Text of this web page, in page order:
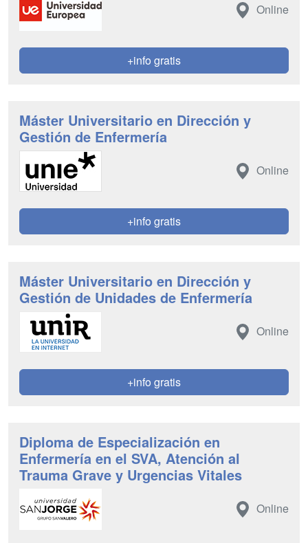
Online
+info gratis
Máster Universitario en Dirección y
Gestión de Enfermería
Online
+info gratis
Máster Universitario en Dirección y
Gestión de Unidades de Enfermería
Online
+info gratis
Diploma de Especialización en
Enfermería en el SVA, Atención al
Trauma Grave y Urgencias Vitales
Online